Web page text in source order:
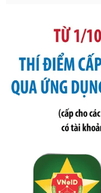
Số kí hiệu:
Tên: Nghị định số
ngày 19 tháng 10
phạt vi phạm hành
sung bởi Nghị định
Ngày ban hành: 20/
Số kí hiệu:2303/
Tên: Quyết định
ban hành, được sửa
Quy trình nội bộ,
chính trong một số
lý của Sở Văn hóa,
Ngày ban hành: 01/